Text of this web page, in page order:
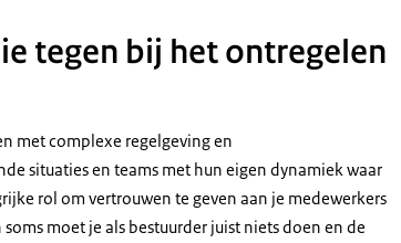
tegen bij het ontregelen
met complexe regelgeving en
situaties en teams met hun eigen dynamiek waar
rol om vertrouwen te geven aan je medewerkers
moet je als bestuurder juist niets doen en de